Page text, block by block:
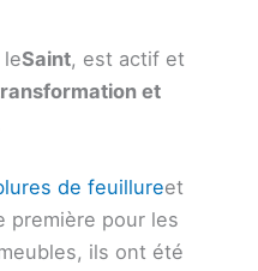
leSaint, est actif et
et
de feuillureet
première pour les
ils ont été